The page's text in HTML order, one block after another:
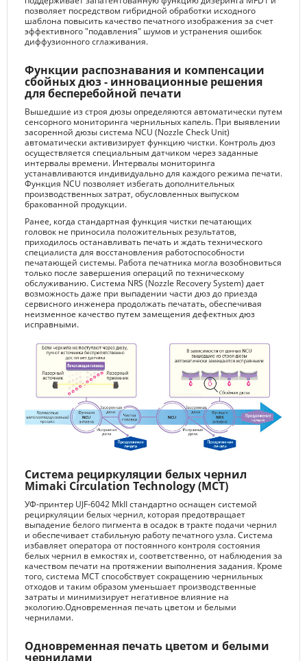
позволяет посредством гибридной обработки исходного
шаблона повысить качество печатного изображения за счет
эффективного "подавления" шумов и устранения ошибок
диффузионного сглаживания.
Функции распознавания и компенсации
сбойных дюз - инновационные решения
для бесперебойной печати
Вышедшие из строя дюзы определяются автоматически путем
сенсорного мониторинга чернильных капель. При выявлении
засоренной дюзы система NCU (Nozzle Check Unit)
автоматически активизирует функцию чистки. Контроль дюз
осуществляется специальным датчиком через заданные
интервалы времени. Интервалы мониторинга
устанавливаются индивидуально для каждого режима печати.
Функция NCU позволяет избегать дополнительных
производственных затрат, обусловленных выпуском
бракованной продукции.
Ранее, когда стандартная функция чистки печатающих
головок не приносила положительных результатов,
приходилось останавливать печать и ждать технического
специалиста для восстановления работоспособности
печатающей системы. Работа печатника могла возобновиться
только после завершения операций по техническому
обслуживанию. Система NRS (Nozzle Recovery System) дает
возможность даже при выпадении части дюз до приезда
сервисного инженера продолжать печатать, обеспечивая
неизменное качество путем замещения дефектных дюз
исправными.
Система рециркуляции белых чернил
Mimaki Circulation Technology (MCT)
УФ-принтер UJF-6042 MkII стандартно оснащен системой
рециркуляции белых чернил, которая предотвращает
выпадение белого пигмента в осадок в тракте подачи чернил
и обеспечивает стабильную работу печатного узла. Система
избавляет оператора от постоянного контроля состояния
белых чернил в емкостях и, соответственно, от наблюдения за
качеством печати на протяжении выполнения задания. Кроме
того, система MCT способствует сокращению чернильных
отходов и таким образом уменьшает производственные
затраты и минимизирует негативное влияние на
экологию.Одновременная печать цветом и белыми
чернилами.
Одновременная печать цветом и белыми
чернилами